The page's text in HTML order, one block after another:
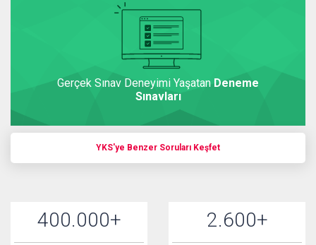
Gerçek Sınav Deneyimi Yaşatan Deneme
Sınavları
YKS'ye Benzer Soruları Keşfet
400.000+ 2.600+